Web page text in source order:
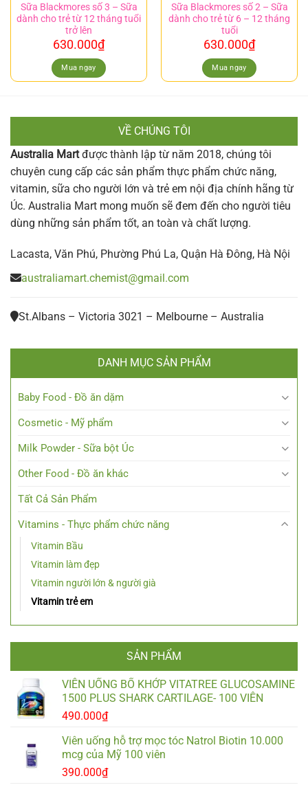
Sữa Blackmores số 3 – Sữa
dành cho trẻ từ 12 tháng tuổi
trở lên
630.000₫
Mua ngay
Sữa Blackmores số 2 – Sữa
dành cho trẻ từ 6 – 12 tháng
tuổi
630.000₫
Mua ngay
VỀ CHÚNG TÔI
Australia Martđược thành lập từ năm 2018, chúng tôi
chuyên cung cấp các sản phẩm thực phẩm chức năng,
vitamin, sữa cho người lớn và trẻ em nội địa chính hãng từ
Úc. Australia Mart mong muốn sẽ đem đến cho người tiêu
dùng những sản phẩm tốt, an toàn và chất lượng.
Lacasta, Văn Phú, Phường Phú La, Quận Hà Đông, Hà Nội
australiamart.chemist@gmail.com
St.Albans – Victoria 3021 – Melbourne – Australia
DANH MỤC SẢN PHẨM
Baby Food - Đồ ăn dặm
Cosmetic - Mỹ phẩm
Milk Powder - Sữa bột Úc
Other Food - Đồ ăn khác
Tất Cả Sản Phẩm
Vitamins - Thực phẩm chức năng
Vitamin Bầu
Vitamin làm đẹp
Vitamin người lớn & người già
Vitamin trẻ em
SẢN PHẨM
VIÊN UỐNG BỔ KHỚP VITATREE GLUCOSAMINE
1500 PLUS SHARK CARTILAGE- 100 VIÊN
490.000₫
Viên uống hỗ trợ mọc tóc Natrol Biotin 10.000
mcg của Mỹ 100 viên
390.000₫